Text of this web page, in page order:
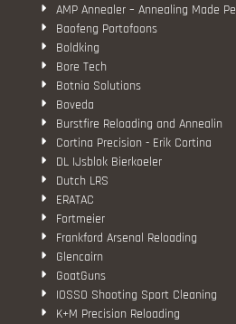
AMP Annealer – Annealing Made Pe
Baofeng Portofoons
Boldking
Bore Tech
Botnia Solutions
Boveda
Burstfire Reloading and Annealin
Cortina Precision - Erik Cortina
DL IJsblok Bierkoeler
Dutch LRS
ERATAC
Fortmeier
Frankford Arsenal Reloading
Glencairn
GoatGuns
IOSSO Shooting Sport Cleaning
K+M Precision Reloading